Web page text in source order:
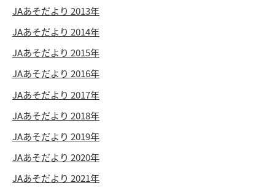
JAあそだより 2013年
JAあそだより 2014年
JAあそだより 2015年
JAあそだより 2016年
JAあそだより 2017年
JAあそだより 2018年
JAあそだより 2019年
JAあそだより 2020年
JAあそだより 2021年